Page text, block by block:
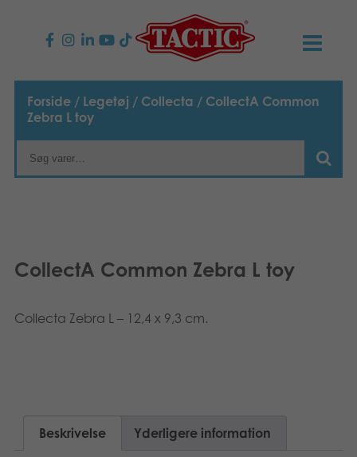
PRODUKTER
Børnespil
TACTIC
Forside / Legetøj / Collecta / CollectA Common
Zebra L toy
CollectA Common Zebra L toy
Collecta Zebra L – 12,4 x 9,3 cm.
Beskrivelse Yderligere information